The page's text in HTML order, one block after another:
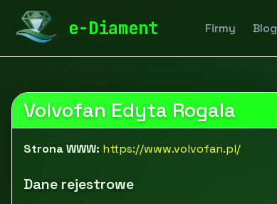
e-Diament Firmy Blog
diamentspa.pl Przemysł i produkcja
Volvofan Edyta Rogala
Strona WWW: https://www.volvofan.pl/
Dane rejestrowe